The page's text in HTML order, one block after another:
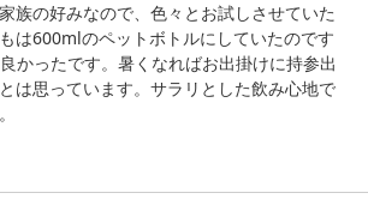
ルはお受けできません。
必ずご確認いただき、お届けする商品セット
族の好みなので、色々とお試しさせていた
は600mlのペットボトルにしていたのです
かったです。暑くなればお出掛けに持参出
は思っています。サラリとした飲み心地で